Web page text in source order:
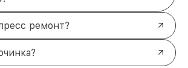
ремонт?